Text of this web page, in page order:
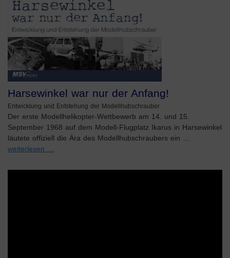
Harsewinkel war nur der Anfang!
Entwicklung und Entstehung der Modellhubschrauber
Der erste Modellhelikopter-Wettbewerb am 14. und 15.
September 1968 auf dem Modell-Flugplatz Ikarus in Harsewinkel
läutete offiziell die Ära des Modellhubschraubers ein …
weiterlesen …